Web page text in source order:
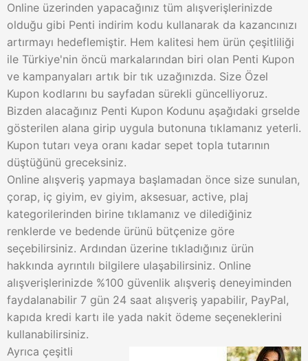
Online üzerinden yapacağınız tüm alışverişlerinizde
olduğu gibi Penti indirim kodu kullanarak da kazancınızı
artırmayı hedeflemiştir. Hem kalitesi hem ürün çeşitliliği
ile Türkiye'nin öncü markalarından biri olan Penti Kupon
ve kampanyaları artık bir tık uzağınızda. Size Özel
Kupon kodlarını bu sayfadan sürekli güncelliyoruz.
Bizden alacağınız Penti Kupon Kodunu aşağıdaki grselde
gösterilen alana girip uygula butonuna tıklamanız yeterli.
Kupon tutarı veya oranı kadar sepet topla tutarının
düştüğünü greceksiniz.
Online alışveriş yapmaya başlamadan önce size sunulan,
çorap, iç giyim, ev giyim, aksesuar, active, plaj
kategorilerinden birine tıklamanız ve dilediğiniz
renklerde ve bedende ürünü bütçenize göre
seçebilirsiniz. Ardından üzerine tıkladığınız ürün
hakkında ayrıntılı bilgilere ulaşabilirsiniz. Online
alışverişlerinizde %100 güvenlik alışveriş deneyiminden
faydalanabilir 7 gün 24 saat alışveriş yapabilir, PayPal,
kapıda kredi kartı ile yada nakit ödeme seçeneklerini
kullanabilirsiniz.
Ayrıca çeşitli